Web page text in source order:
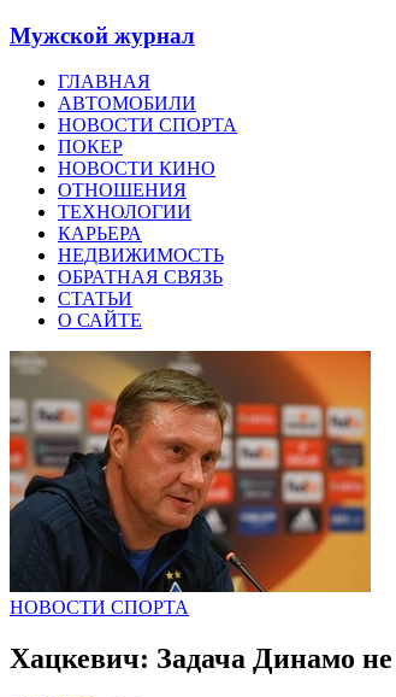
Мужской журнал
ГЛАВНАЯ
АВТОМОБИЛИ
НОВОСТИ СПОРТА
ПОКЕР
НОВОСТИ КИНО
ОТНОШЕНИЯ
ТЕХНОЛОГИИ
КАРЬЕРА
НЕДВИЖИМОСТЬ
ОБРАТНАЯ СВЯЗЬ
СТАТЬИ
О САЙТЕ
НОВОСТИ СПОРТА
Хацкевич: Задача Динамо